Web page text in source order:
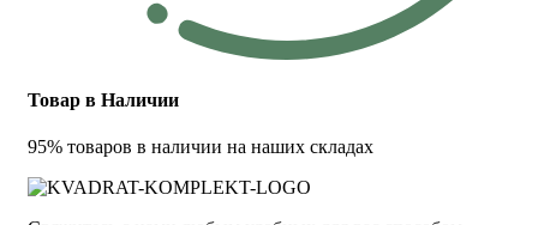
Товар в Наличии
95% товаров в наличии на наших складах